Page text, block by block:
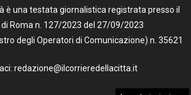
è una testata giornalistica registrata presso il
Roma n. 127/2023 del 27/09/2023
degli Operatori di Comunicazione) n. 35621
redazione@ilcorrieredellacitta.it